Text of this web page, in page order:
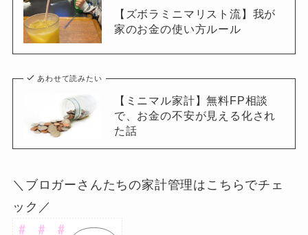
【ズボラミニマリスト流】我が
家のお金の使い方ルール
あわせて読みたい
【ミニマル家計】無料FP相談
で、お金の不安が見える化され
た話
＼ブロガーさんたちの家計管理はこちらでチェ
ック／